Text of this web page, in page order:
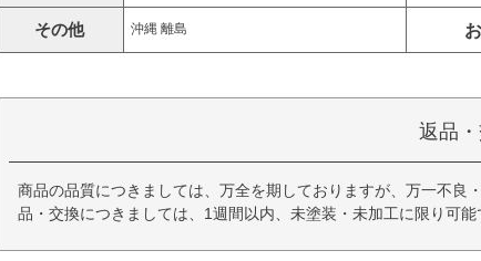
その他 沖縄 離島
返品
商品の品質につきましては、万全を期しておりますが、万一不良
品・交換につきましては、1週間以内、未塗装・未加工に限り可能